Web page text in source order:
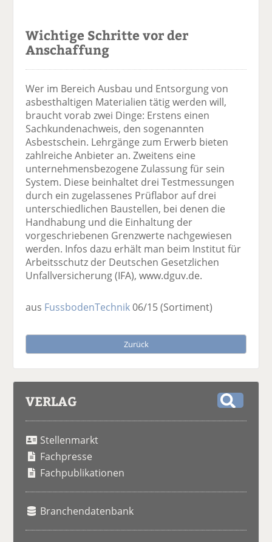
Wichtige Schritte vor der
Anschaffung
Wer im Bereich Ausbau und Entsorgung von
asbesthaltigen Materialien tätig werden will,
braucht vorab zwei Dinge: Erstens einen
Sachkundenachweis, den sogenannten
Asbestschein. Lehrgänge zum Erwerb bieten
zahlreiche Anbieter an. Zweitens eine
unternehmensbezogene Zulassung für sein
System. Diese beinhaltet drei Testmessungen
durch ein zugelassenes Prüflabor auf drei
unterschiedlichen Baustellen, bei denen die
Handhabung und die Einhaltung der
vorgeschriebenen Grenzwerte nachgewiesen
werden. Infos dazu erhält man beim Institut für
Arbeitsschutz der Deutschen Gesetzlichen
Unfallversicherung (IFA), www.dguv.de.
aus FussbodenTechnik06/15(Sortiment)
Zurück
VERLAG
Stellenmarkt
Fachpresse
Fachpublikationen
Branchendatenbank